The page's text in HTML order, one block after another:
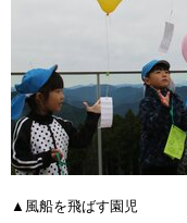
▲風船を飛ばす園児